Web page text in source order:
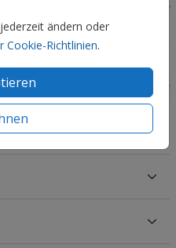
ändern oder
Cookie-Richtlinien.